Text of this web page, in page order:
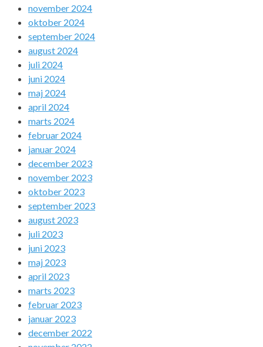
november 2024
oktober 2024
september 2024
august 2024
juli 2024
juni 2024
maj 2024
april 2024
marts 2024
februar 2024
januar 2024
december 2023
november 2023
oktober 2023
september 2023
august 2023
juli 2023
juni 2023
maj 2023
april 2023
marts 2023
februar 2023
januar 2023
december 2022